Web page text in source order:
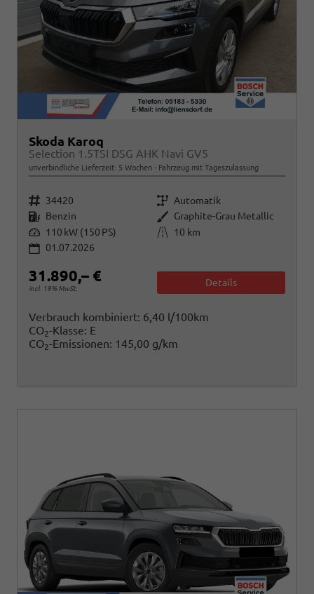
Skoda Karoq
Selection 1.5TSI DSG AHK Navi GV5
unverbindliche Lieferzeit: 5 Wochen Fahrzeug mit Tageszulassung
Fahrzeugnr. 34420 Getriebe Automatik
Kraftstoff Benzin Außenfarbe Graphite-Grau Metallic
Leistung 110 kW (150 PS) Kilometerstand
10 km
01.07.2026
31.890,– €
incl. 19% MwSt.
Details
Verbrauch kombiniert: 6,40 l/100km
CO2-Klasse: E
CO2-Emissionen: 145,00 g/km